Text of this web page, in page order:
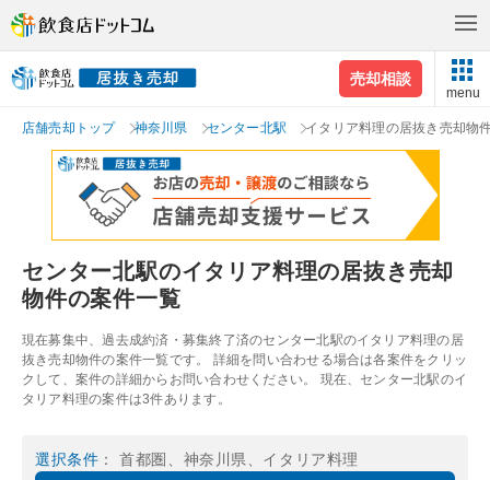
売却相談
menu
店舗売却トップ 神奈川県 センター北駅 イタリア料理の居抜き売却物
センター北駅のイタリア料理の居抜き売却
物件の案件一覧
現在募集中、過去成約済・募集終了済のセンター北駅のイタリア料理の居
抜き売却物件の案件一覧です。 詳細を問い合わせる場合は各案件をクリッ
クして、案件の詳細からお問い合わせください。 現在、センター北駅のイ
タリア料理の案件は3件あります。
選択条件 ： 首都圏、神奈川県、イタリア料理